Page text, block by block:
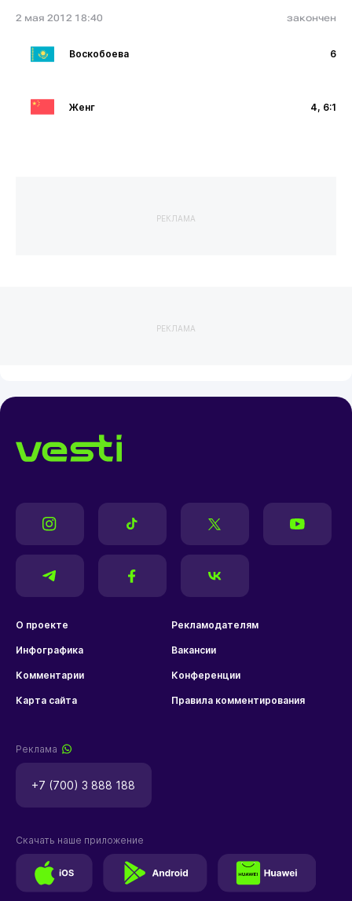
2 мая 2012 18:40 закончен
Воскобоева 6
Женг 4, 6:1
РЕКЛАМА
РЕКЛАМА
О проекте Рекламодателям
Инфографика Вакансии
Комментарии Конференции
Карта сайта Правила комментирования
Реклама
+7 (700) 3 888 188
Скачать наше приложение